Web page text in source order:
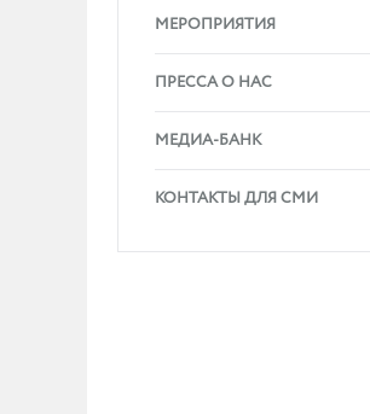
МЕРОПРИЯТИЯ
ПРЕССА О НАС
МЕДИА-БАНК
КОНТАКТЫ ДЛЯ СМИ